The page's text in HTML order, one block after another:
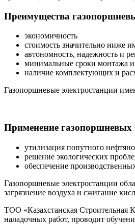
Преимущества
экономичность
стоимость значительно ниже
автономность, надежность и
минимальные сроки монтажа
наличие комплектующих и
Газопоршневые электростанции
Применение газопоршневых
утилизация попутного
решение экологических
обеспечение
Газопоршневые электростанции
загрязнение воздуха и сжигание
ТОО «Казахстанская Строительная
наладочных работ, проводит